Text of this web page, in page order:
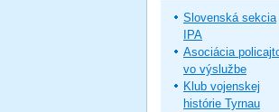
Slovenská sekcia
IPA
Asociácia
vo výslužbe
Klub vojenskej
histórie Tyrnau